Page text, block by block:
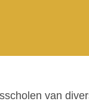
van